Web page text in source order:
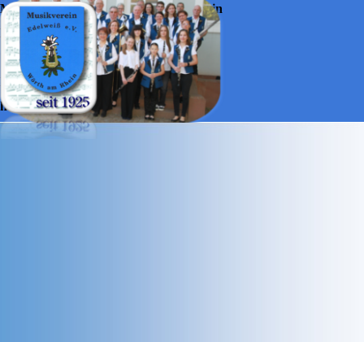
Musikverein Edelweiss Wörth am Rhein
Halslache 30
76744 Wörth am Rhein
Info@mv-edelweiss-woerth.de
http://mv-edelweiss-wörth.de/